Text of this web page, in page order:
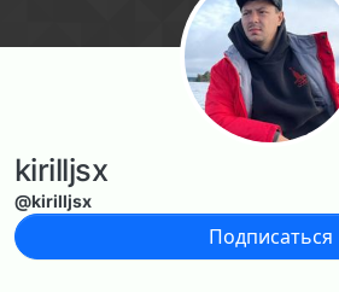
kirilljsx
@kirilljsx
Подписаться